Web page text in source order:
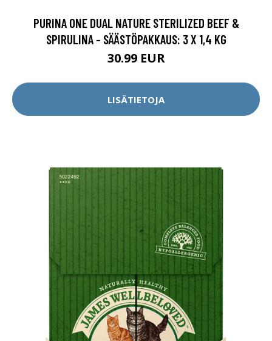
PURINA ONE DUAL NATURE STERILIZED BEEF &
SPIRULINA - SÄÄSTÖPAKKAUS: 3 X 1,4 KG
30.99 EUR
LISÄTIETOJA